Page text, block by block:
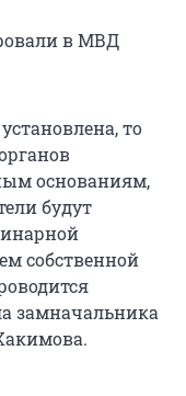
в МВД
то
основаниям,
будут
собственной
замначальника